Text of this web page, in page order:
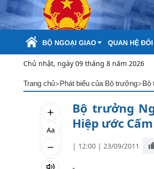
Skip to Main Content
BỘ NGOẠI GIAO QUAN HỆ
Chủ nhật, ngày 09 tháng 8 năm 2026
Trang chủ>Phát biểu của Bộ trưởng>Bộ
Aa
Bộ trưởng
Hiệp ước
| 12:00 | 23/09/2011